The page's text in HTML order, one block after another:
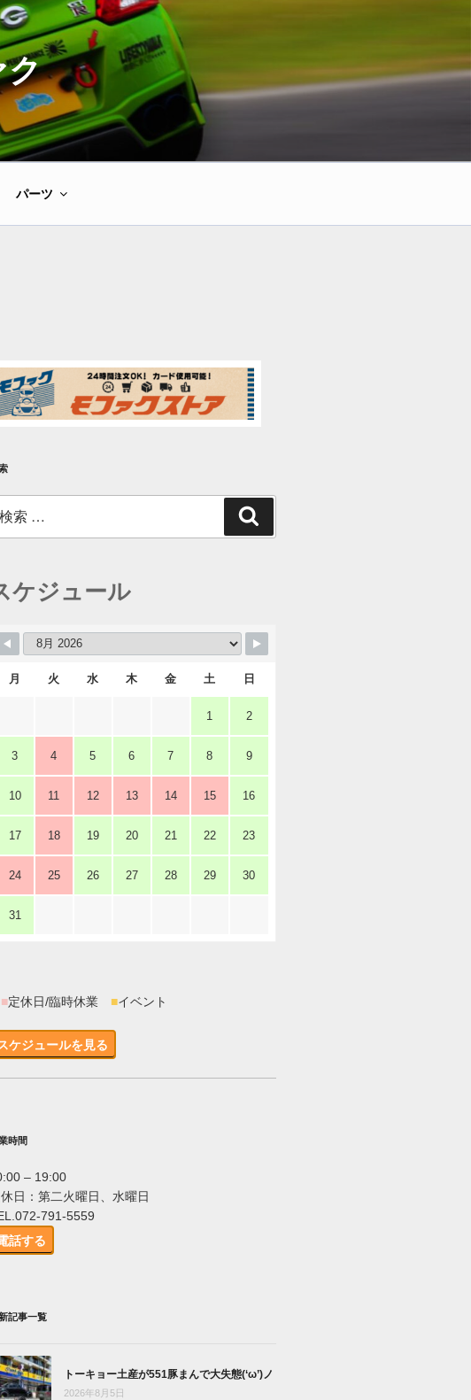
ク
パーツ
索
ケジュール
月 火 水 木 金 土 日
1 2
3 4 5 6 7 8 9
10 11 12 13 14 15 16
17 18 19 20 21 22 23
24 25 26 27 28 29 30
31
定休日/臨時休業 ■イベント
ケジュールを見る
時間
– 19:00
日：第二火曜日、水曜日
791-5559
話する
記事一覧
トーキョー土産が551豚まんで大失態(‘ω’)ノ
2026年8月5日